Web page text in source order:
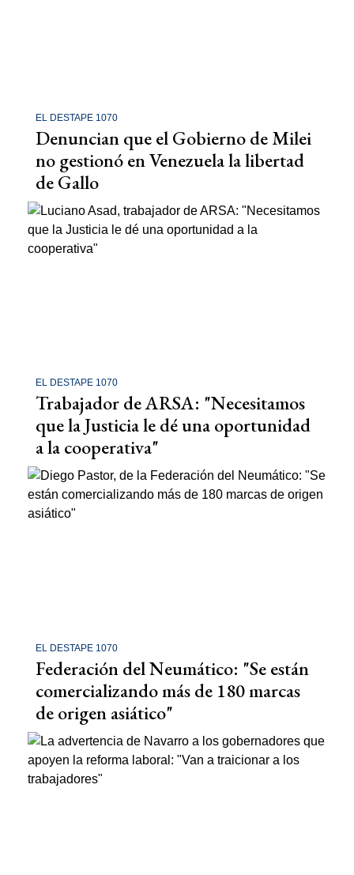
EL DESTAPE 1070
Denuncian que el Gobierno de Milei
no gestionó en Venezuela la libertad
de Gallo
EL DESTAPE 1070
Trabajador de ARSA: "Necesitamos
que la Justicia le dé una oportunidad
a la cooperativa"
EL DESTAPE 1070
Federación del Neumático: "Se están
comercializando más de 180 marcas
de origen asiático"